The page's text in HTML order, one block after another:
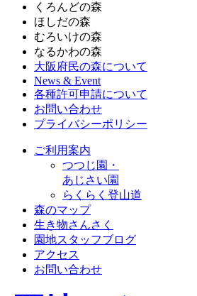
くろんどの森
ほしだの森
むろいけの森
なるかわの森
大阪府民の森について
News & Event
各種許可申請について
お問い合わせ
プライバシーポリシー
ご利用案内
つつじ園・
あじさい園
らくらく登山道
森のマップ
生き物さんさく
園地スタッフブログ
アクセス
お問い合わせ